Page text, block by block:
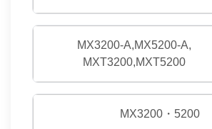
MX3200-A,MX5200-A,
MXT3200,MXT5200
MX3200・5200